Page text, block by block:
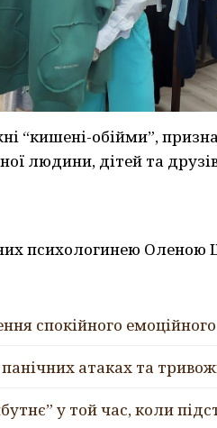
“кишені-обійми”,
людини, дітей та
психологинею
спокійного
атаках та
у той час, коли